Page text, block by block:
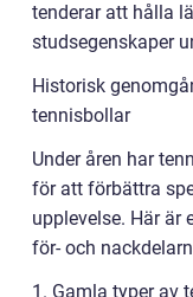
tenderar att hålla
studsegenskaper
Historisk
tennisbollar
Under åren har
för att förbättra
upplevelse. Här är
för- och
1. Gamla typer av